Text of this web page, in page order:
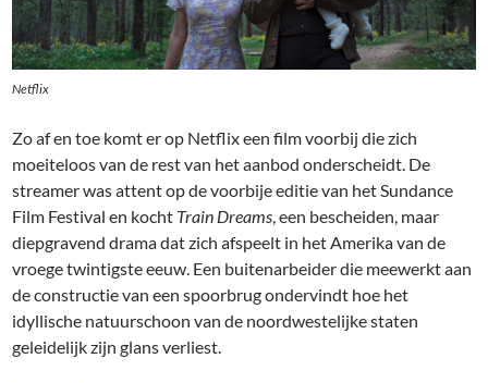
Netflix
Zo af en toe komt er op Netflix een film voorbij die zich
moeiteloos van de rest van het aanbod onderscheidt. De
streamer was attent op de voorbije editie van het Sundance
Film Festival en kocht Train Dreams, een bescheiden, maar
diepgravend drama dat zich afspeelt in het Amerika van de
vroege twintigste eeuw. Een buitenarbeider die meewerkt aan
de constructie van een spoorbrug ondervindt hoe het
idyllische natuurschoon van de noordwestelijke staten
geleidelijk zijn glans verliest.